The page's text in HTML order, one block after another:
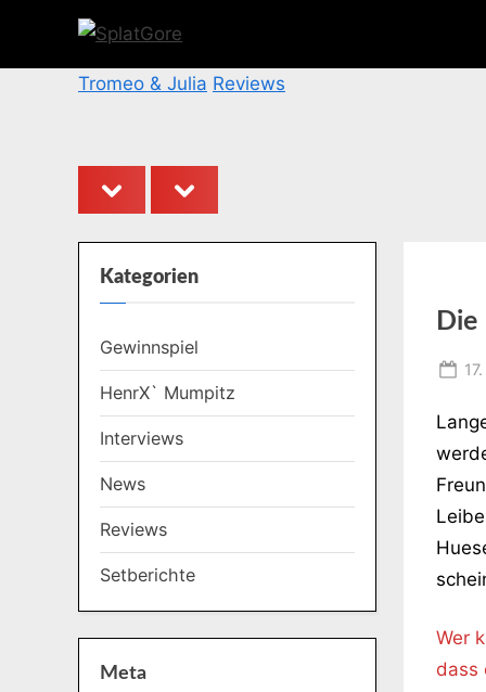
p
G
o
r
Tromeo & Julia Reviews
prev next
Wer
dass
Kategorien
Gewinnspiel
HenrX` Mumpitz
Interviews
News
Reviews
Setberichte
Meta